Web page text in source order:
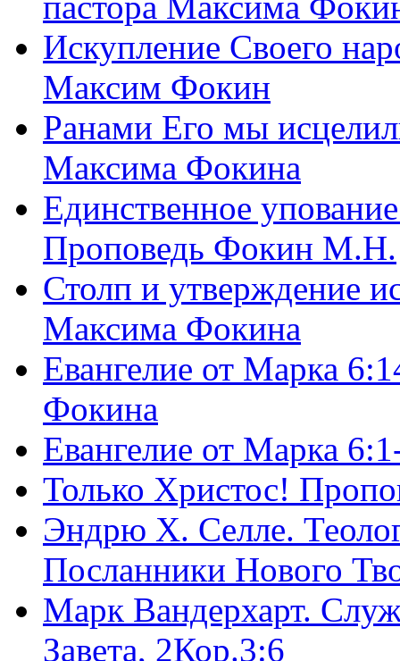
Искупление Своего
Максим Фокин
Ранами Его мы
Максима Фокина
Единственное
Проповедь Фокин М.Н.
Столп и утверждение
Максима Фокина
Евангелие от Марка
Фокина
Евангелие от Марка
Только Христос!
Эндрю Х. Селле.
Посланники Нового
Марк Вандерхарт.
Завета, 2Кор.3:6